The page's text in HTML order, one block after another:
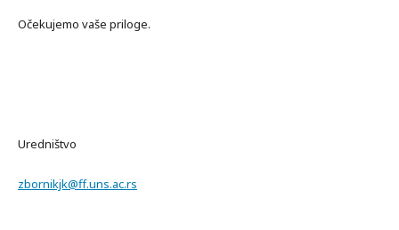
Očekujemo vaše priloge.
Uredništvo
zbornikjk@ff.uns.ac.rs